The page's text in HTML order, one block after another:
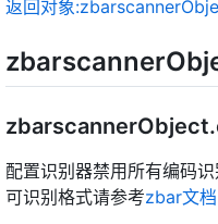
返回对象
配置识别器禁用所有编码
可识别格式请参考zbar文档